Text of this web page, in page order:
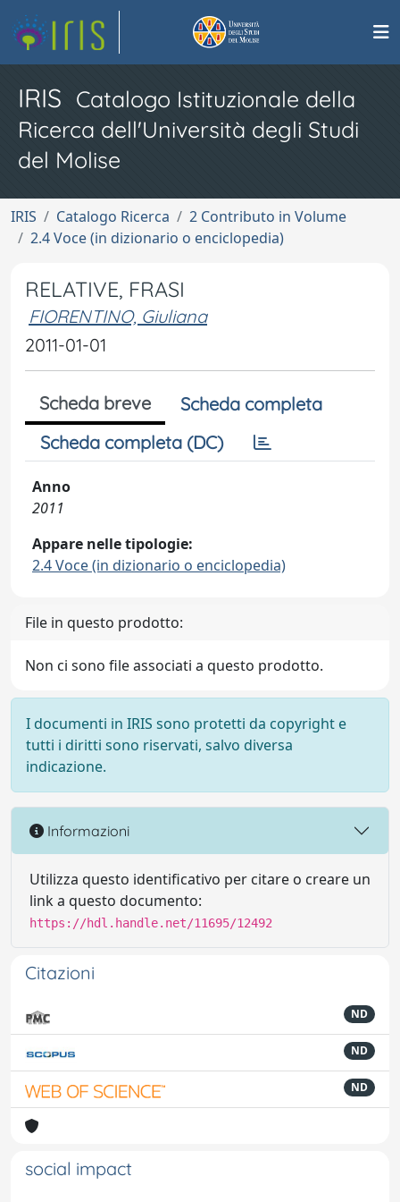
IRIS Catalogo Istituzionale della
Ricerca dell'Università degli Studi
del Molise
IRIS Catalogo Ricerca
2 Contributo in Volume
2.4 Voce (in dizionario o enciclopedia)
RELATIVE, FRASI
FIORENTINO, Giuliana
2011-01-01
Scheda breve
Scheda completa
Scheda completa (DC)
Anno
2011
Appare nelle tipologie:
2.4 Voce (in dizionario o enciclopedia)
File in questo prodotto:
Non ci sono file associati a questo prodotto.
I documenti in IRIS sono protetti da copyright e
tutti i diritti sono riservati, salvo diversa
indicazione.
Informazioni
Utilizza questo identificativo per citare o creare un
link a questo documento:
https://hdl.handle.net/11695/12492
Citazioni
ND
ND
ND
social impact